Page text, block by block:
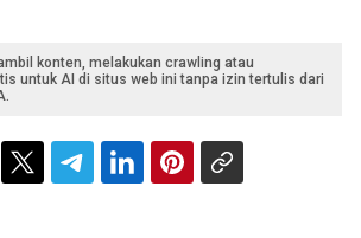
konten, melakukan crawling atau
untuk AI di situs web ini tanpa izin tertulis dari